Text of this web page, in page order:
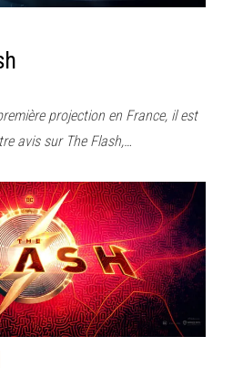
projection en France, il est
avis sur The Flash,…